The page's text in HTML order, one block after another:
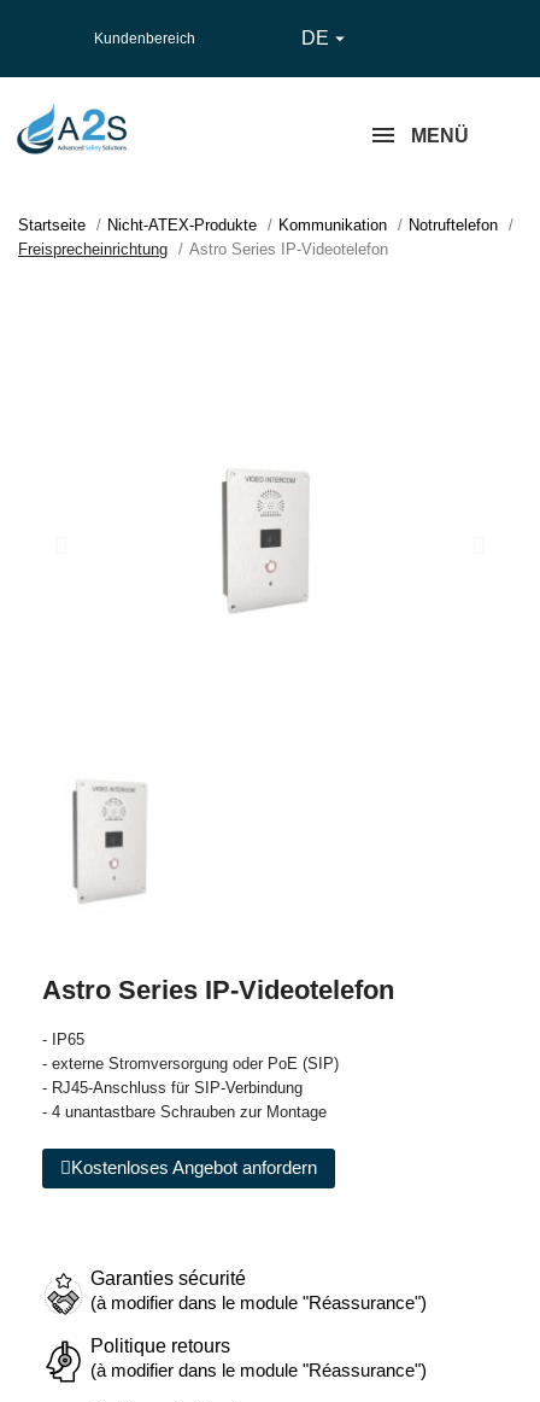
Kundenbereich DE 
MENÜ
Startseite Nicht-ATEX-Produkte Kommunikation
Notruftelefon
Freisprecheinrichtung
Astro Series IP-Videotelefon
Astro Series IP-Videotelefon
- IP65
- externe Stromversorgung oder PoE (SIP)
- RJ45-Anschluss für SIP-Verbindung
- 4 unantastbare Schrauben zur Montage
Kostenloses Angebot anfordern
Garanties sécurité
(à modifier dans le module "Réassurance")
Politique retours
(à modifier dans le module "Réassurance")